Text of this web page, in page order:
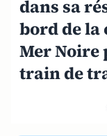
dans sa
bord de la
Mer Noire
train de